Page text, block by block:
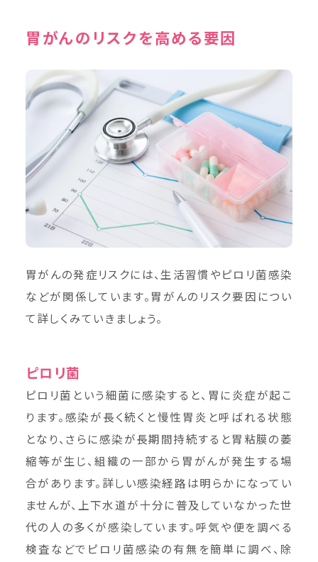
胃がんのリスクを高める要因
胃がんの発症リスクには、生活習慣やピロリ菌感染
などが関係しています。胃がんのリスク要因につい
て詳しくみていきましょう。
ピロリ菌
ピロリ菌という細菌に感染すると、胃に炎症が起こ
ります。感染が長く続くと慢性胃炎と呼ばれる状態
となり、さらに感染が長期間持続すると胃粘膜の萎
縮等が生じ、組織の一部から胃がんが発生する場
合があります。詳しい感染経路は明らかになってい
ませんが、上下水道が十分に普及していなかった世
代の人の多くが感染しています。呼気や便を調べる
検査などでピロリ菌感染の有無を簡単に調べ、除